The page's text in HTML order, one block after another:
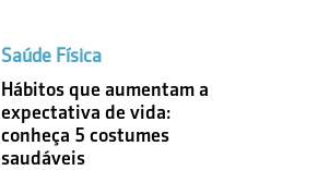
Saúde Física
Hábitos que aumentam a
expectativa de vida:
conheça 5 costumes
saudáveis